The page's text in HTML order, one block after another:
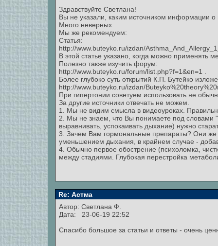
Здравствуйте Светлана!
Вы не указали, каким источником информации
Много неверных.
Мы же рекомендуем:
Статья:
http://www.buteyko.ru/izdan/
В этой статье указано, когда можно применять
Полезно также изучить форум:
http://www.buteyko.ru/forum/list.php?f=1&en=1 .
Более глубоко суть открытий К.П. Бутейко
http://www.buteyko.ru/izdan/
При гипертонии советуем использовать не
За другие источники отвечать не можем.
1. Мы не видим смысла в видеоуроках.
2. Мы не знаем, что Вы понимаете под словами
выравнивать, успокаивать дыхание) нужно
3. Зачем Вам гормональные препараты? Они же
уменьшением дыхания, в крайнем случае -
4. Обычно первое обострение (психоломка,
между стадиями. Глубокая перестройка
Re: Астма
Автор: Светлана Ф.
Дата: 23-06-19 22:52
Спасибо большое за статьи и ответы - очень